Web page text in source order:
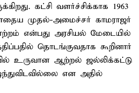
கட்சி வளர்ச்சிக்காக 1963
முதல்-அமைச்சர் காமராஜர்
என்பது அரசியல் மேடையில்
தொடங்குவதாக கூறினார்
உருவான ஆற்றல் ஜல்லிக்கட்டு
என அதில்